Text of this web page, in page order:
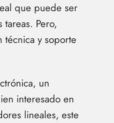
que puede ser
Pero,
y soporte
un
interesado en
lineales, este